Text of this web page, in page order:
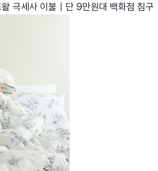
극세사 이불｜단 9만원대 백화점 침구